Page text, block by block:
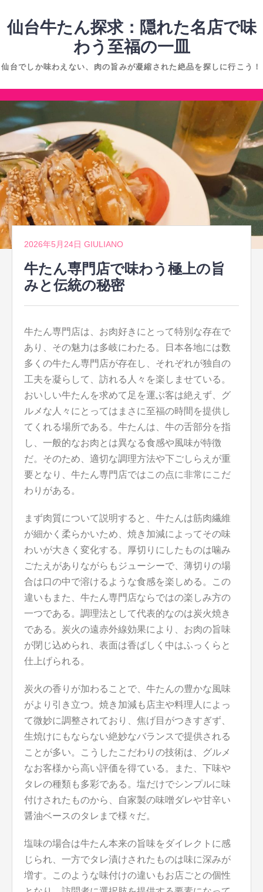
ン
ツ
へ
ス
キ
ッ
プ
仙台牛たん探求：隠れた名店で味
わう至福の一皿
仙台でしか味わえない、肉の旨みが凝縮された絶品を探しに行こう！
コ
ン
テ
ン
ツ
へ
ス
キ
ッ
プ
2026年5月24日 GIULIANO
牛たん専門店で味わう極上の旨
みと伝統の秘密
牛たん専門店は、お肉好きにとって特別な存在で
あり、その魅力は多岐にわたる。
日本各地には数
多くの牛たん専門店が存在し、それぞれが独自の
工夫を凝らして、訪れる人々を楽しませている。
おいしい牛たんを求めて足を運ぶ客は絶えず、グ
ルメな人々にとってはまさに至福の時間を提供し
てくれる場所である。牛たんは、牛の舌部分を指
し、一般的なお肉とは異なる食感や風味が特徴
だ。そのため、適切な調理方法や下ごしらえが重
要となり、牛たん専門店ではこの点に非常にこだ
わりがある。
まず肉質について説明すると、牛たんは筋肉繊維
が細かく柔らかいため、焼き加減によってその味
わいが大きく変化する。厚切りにしたものは噛み
ごたえがありながらもジューシーで、薄切りの場
合は口の中で溶けるような食感を楽しめる。この
違いもまた、牛たん専門店ならではの楽しみ方の
一つである。調理法として代表的なのは炭火焼き
である。炭火の遠赤外線効果により、お肉の旨味
が閉じ込められ、表面は香ばしく中はふっくらと
仕上げられる。
炭火の香りが加わることで、牛たんの豊かな風味
がより引き立つ。焼き加減も店主や料理人によっ
て微妙に調整されており、焦げ目がつきすぎず、
生焼けにもならない絶妙なバランスで提供される
ことが多い。こうしたこだわりの技術は、グルメ
なお客様から高い評価を得ている。また、下味や
タレの種類も多彩である。塩だけでシンプルに味
付けされたものから、自家製の味噌ダレや甘辛い
醤油ベースのタレまで様々だ。
塩味の場合は牛たん本来の旨味をダイレクトに感
じられ、一方でタレ漬けされたものは味に深みが
増す。このような味付けの違いもお店ごとの個性